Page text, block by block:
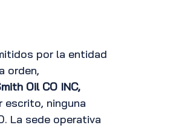
por la entidad
orden,
Oil CO INC,
escrito, ninguna
La sede operativa